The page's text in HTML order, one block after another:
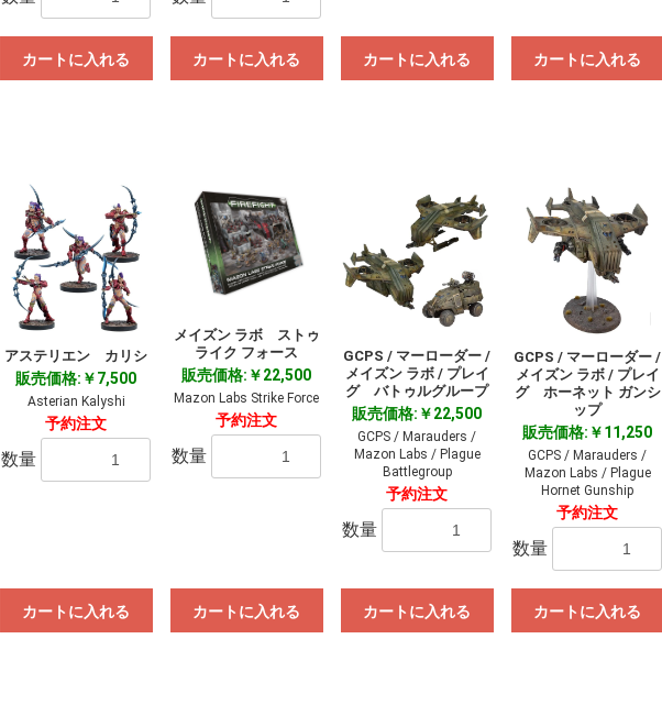
カートに入れる カートに入れる カートに入れる カートに入れる
アステリエン カリシ
販売価格:￥7,500
Asterian Kalyshi
予約注文
数量
カートに入れる
メイズン ラボ ストゥ
ライク フォース
販売価格:￥22,500
Mazon Labs Strike Force
予約注文
数量
カートに入れる
GCPS / マーローダー /
メイズン ラボ / プレイ
グ バトゥルグループ
販売価格:￥22,500
GCPS / Marauders /
Mazon Labs / Plague
Battlegroup
予約注文
数量
カートに入れる
GCPS / マーローダー /
メイズン ラボ / プレイ
グ ホーネット ガンシ
ップ
販売価格:￥11,250
GCPS / Marauders /
Mazon Labs / Plague
Hornet Gunship
予約注文
数量
カートに入れる
お買い物を続ける カートへ進む